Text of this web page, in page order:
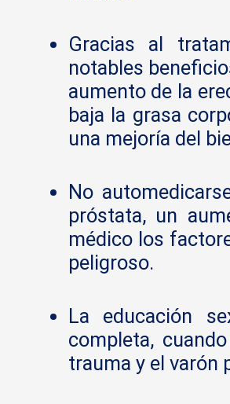
Gracias al
notables
aumento de la
baja la grasa
una mejoría del
No
próstata, un
médico los
peligroso.
La educación
completa,
trauma y el varón